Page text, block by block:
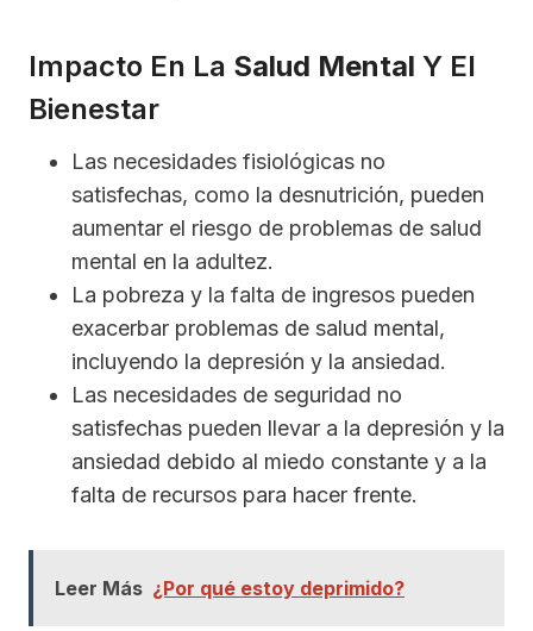
Impacto En La Salud Mental Y El
Bienestar
Las necesidades fisiológicas no
satisfechas, como la desnutrición, pueden
aumentar el riesgo de problemas de salud
mental en la adultez.
La pobreza y la falta de ingresos pueden
exacerbar problemas de salud mental,
incluyendo la depresión y la ansiedad.
Las necesidades de seguridad no
satisfechas pueden llevar a la depresión y la
ansiedad debido al miedo constante y a la
falta de recursos para hacer frente.
Leer Más ¿Por qué estoy deprimido?